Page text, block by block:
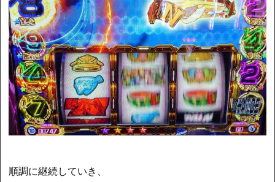
順調に継続していき、